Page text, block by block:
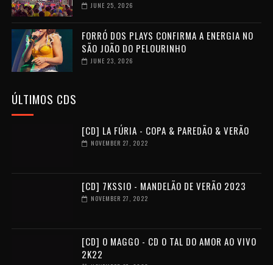
JUNE 25, 2026
FORRÓ DOS PLAYS CONFIRMA A ENERGIA NO
SÃO JOÃO DO PELOURINHO
JUNE 23, 2026
ÚLTIMOS CDS
[CD] LA FÚRIA - COPA & PAREDÃO & VERÃO
NOVEMBER 27, 2022
[CD] 7KSSIO - MANDELÃO DE VERÃO 2023
NOVEMBER 27, 2022
[CD] O MAGGO - CD O TAL DO AMOR AO VIVO
2K22